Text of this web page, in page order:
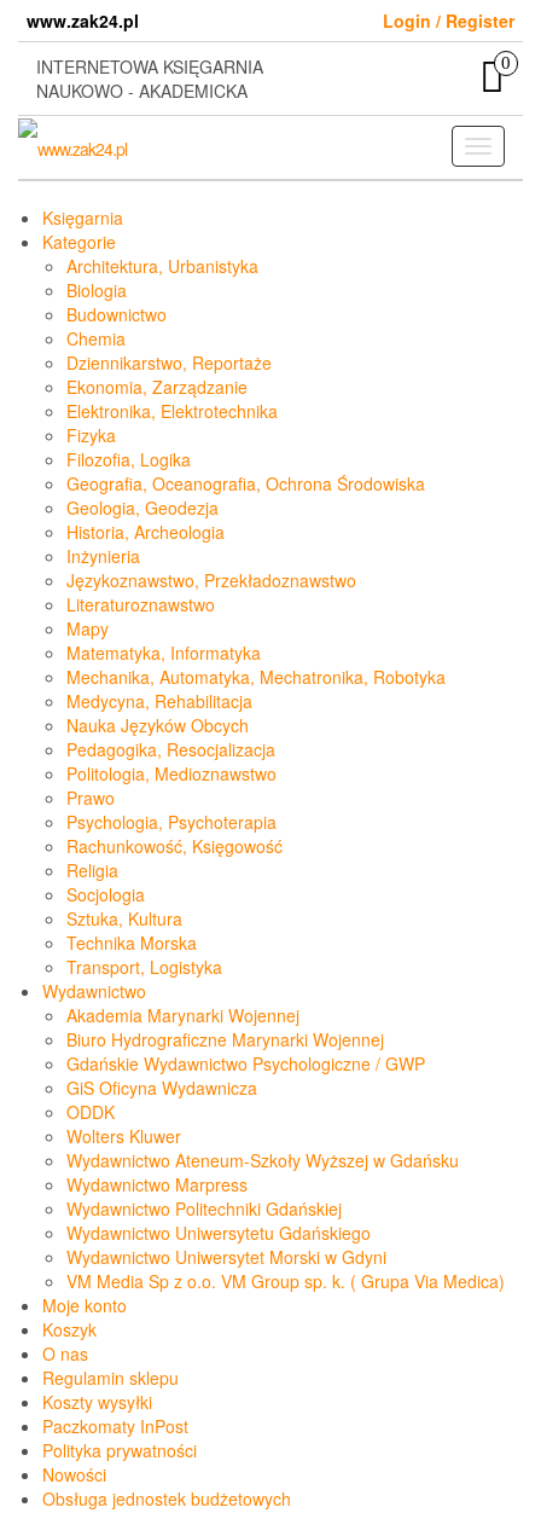
content
www.zak24.pl
Login / Register
INTERNETOWA KSIĘGARNIA
NAUKOWO - AKADEMICKA
0
Toggle
Księgarnia
Kategorie
Architektura, Urbanistyka
Biologia
Budownictwo
Chemia
Dziennikarstwo, Reportaże
Ekonomia, Zarządzanie
Elektronika, Elektrotechnika
Fizyka
Filozofia, Logika
Geografia, Oceanografia, Ochrona Środowiska
Geologia, Geodezja
Historia, Archeologia
Inżynieria
Językoznawstwo, Przekładoznawstwo
Literaturoznawstwo
Mapy
Matematyka, Informatyka
Mechanika, Automatyka, Mechatronika, Robotyka
Medycyna, Rehabilitacja
Nauka Języków Obcych
Pedagogika, Resocjalizacja
Politologia, Medioznawstwo
Prawo
Psychologia, Psychoterapia
Rachunkowość, Księgowość
Religia
Socjologia
Sztuka, Kultura
Technika Morska
Transport, Logistyka
Wydawnictwo
Akademia Marynarki Wojennej
Biuro Hydrograficzne Marynarki Wojennej
Gdańskie Wydawnictwo Psychologiczne / GWP
GiS Oficyna Wydawnicza
ODDK
Wolters Kluwer
Wydawnictwo Ateneum-Szkoły Wyższej w Gdańsku
Wydawnictwo Marpress
Wydawnictwo Politechniki Gdańskiej
Wydawnictwo Uniwersytetu Gdańskiego
Wydawnictwo Uniwersytet Morski w Gdyni
VM Media Sp z o.o. VM Group sp. k. ( Grupa Via Medica)
Moje konto
Koszyk
O nas
Regulamin sklepu
Koszty wysyłki
Paczkomaty InPost
Polityka prywatności
Nowości
Obsługa jednostek budżetowych